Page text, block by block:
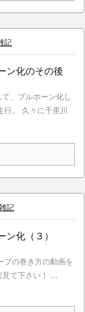
記
ン化のその後
、ブルホーン化し
行。 久々に千里川
記
化（３）
プの巻き方の動画を
て下さい！ ...